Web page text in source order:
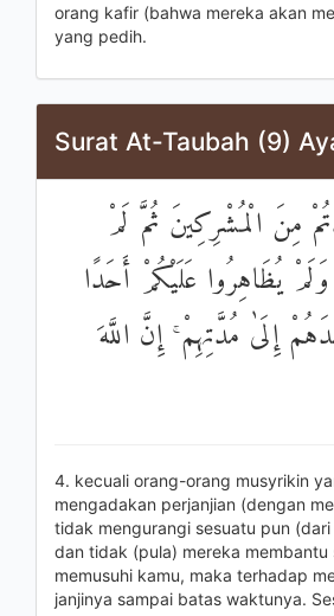
orang kafir (bahwa mereka akan
yang pedih.
Surat At-Taubah (9)
مِنَ الْمُشْرِكِينَ ثُمَّ لَمْ
يُظَاهِرُوا عَلَيْكُمْ أَحَدًا
إِلَىٰ مُدَّتِهِمْ ۚ إِنَّ اللَّهَ
4. kecuali orang-orang musyrikin
mengadakan perjanjian (dengan
tidak mengurangi sesuatu pun (dari
dan tidak (pula) mereka membantu
memusuhi kamu, maka terhadap
janjinya sampai batas waktunya.